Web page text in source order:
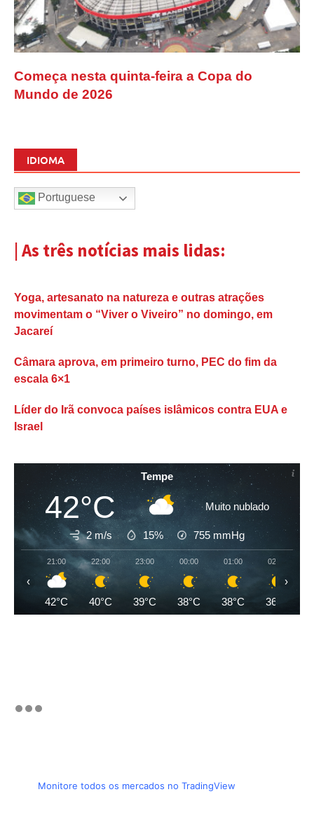
Começa nesta quinta-feira a Copa do
Mundo de 2026
IDIOMA
Portuguese
| As três notícias mais lidas:
Yoga, artesanato na natureza e outras atrações
movimentam o “Viver o Viveiro” no domingo, em
Jacareí
Câmara aprova, em primeiro turno, PEC do fim da
escala 6×1
Líder do Irã convoca países islâmicos contra EUA e
Israel
Tempe
42°C Muito nublado
2 m/s 15% 755 mmHg
21:00
42°C
22:00
40°C
23:00
39°C
00:00
38°C
01:00
38°C
02:00
36°C
‹ ›
Monitore todos os mercados no TradingView